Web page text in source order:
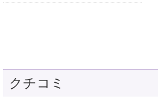
クチコミ